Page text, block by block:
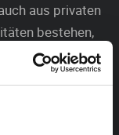
aus privaten
bestehen,
Raum und Zeit.
der Ausstellung
Inszenierung